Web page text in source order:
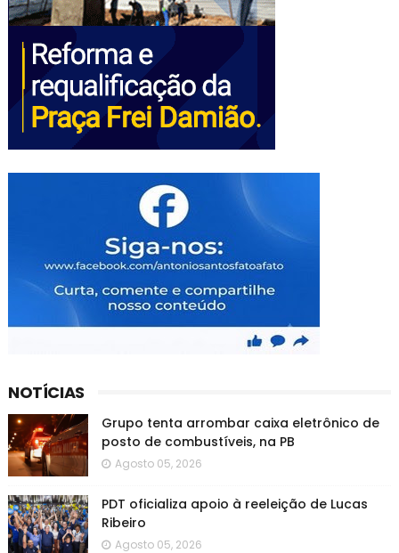
NOTÍCIAS
Grupo tenta arrombar caixa eletrônico de
posto de combustíveis, na PB
Agosto 05, 2026
PDT oficializa apoio à reeleição de Lucas
Ribeiro
Agosto 05, 2026